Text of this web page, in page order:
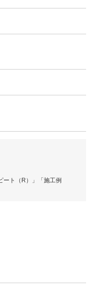
ート（R）」「施工例